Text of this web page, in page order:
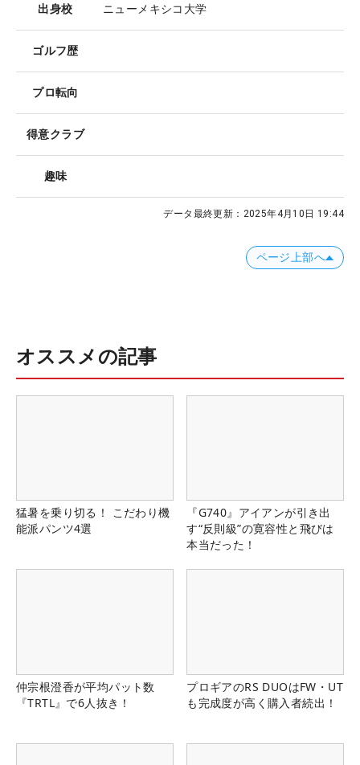
出身校 ニューメキシコ大学
ゴルフ歴
プロ転向
得意クラブ
趣味
データ最終更新： 2025年4月10日 19:44
ページ上部へ
オススメの記事
猛暑を乗り切る！ こだわり機
能派パンツ4選
『G740』アイアンが引き出
す“反則級”の寛容性と飛びは
本当だった！
仲宗根澄香が平均パット数
『TRTL』で6人抜き！
プロギアのRS DUOはFW・UT
も完成度が高く購入者続出！